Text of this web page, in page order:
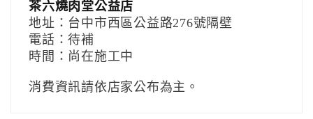
茶六燒肉堂公益店
地址：台中市西區公益路276號隔壁
電話：待補
時間：尚在施工中
消費資訊請依店家公布為主。